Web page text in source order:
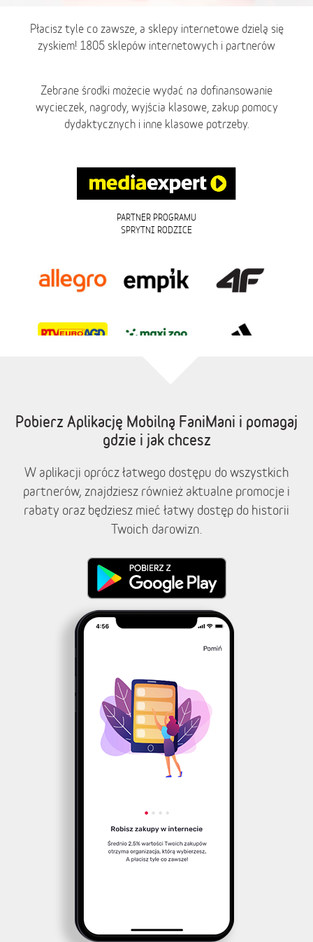
Płacisz tyle co zawsze, a sklepy internetowe dzielą się
zyskiem! 1805 sklepów internetowych i partnerów
Zebrane środki możecie wydać na dofinansowanie
wycieczek, nagrody, wyjścia klasowe, zakup pomocy
dydaktycznych i inne klasowe potrzeby.
PARTNER PROGRAMU
SPRYTNI RODZICE
Pobierz Aplikację Mobilną FaniMani i pomagaj
gdzie i jak chcesz
W aplikacji oprócz łatwego dostępu do wszystkich
partnerów, znajdziesz również aktualne promocje i
rabaty oraz będziesz mieć łatwy dostęp do historii
Twoich darowizn.